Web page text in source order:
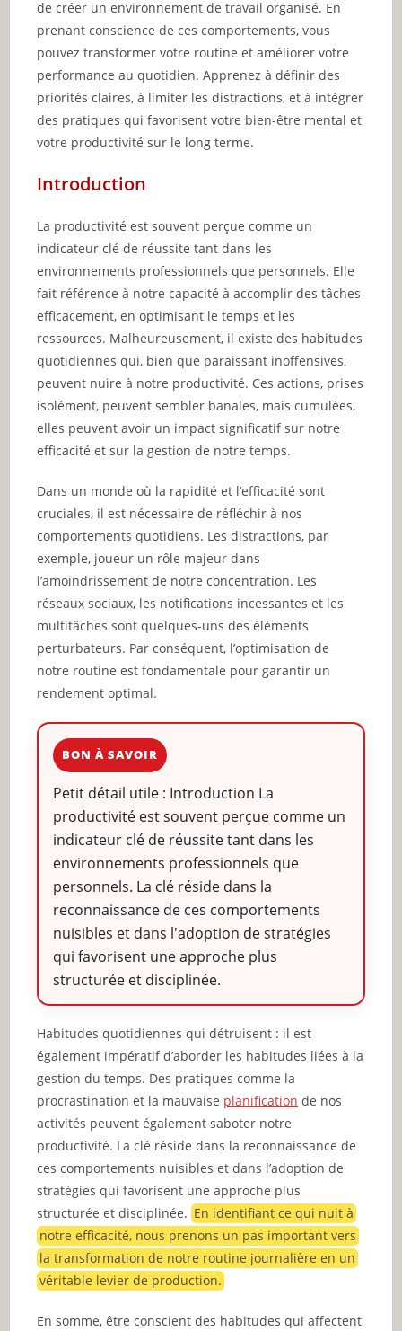
de créer un environnement de travail organisé. En
prenant conscience de ces comportements, vous
pouvez transformer votre routine et améliorer votre
performance au quotidien. Apprenez à définir des
priorités claires, à limiter les distractions, et à intégrer
des pratiques qui favorisent votre bien-être mental et
votre productivité sur le long terme.
Introduction
La productivité est souvent perçue comme un
indicateur clé de réussite tant dans les
environnements professionnels que personnels. Elle
fait référence à notre capacité à accomplir des tâches
efficacement, en optimisant le temps et les
ressources. Malheureusement, il existe des habitudes
quotidiennes qui, bien que paraissant inoffensives,
peuvent nuire à notre productivité. Ces actions, prises
isolément, peuvent sembler banales, mais cumulées,
elles peuvent avoir un impact significatif sur notre
efficacité et sur la gestion de notre temps.
Dans un monde où la rapidité et l’efficacité sont
cruciales, il est nécessaire de réfléchir à nos
comportements quotidiens. Les distractions, par
exemple, joueur un rôle majeur dans
l’amoindrissement de notre concentration. Les
réseaux sociaux, les notifications incessantes et les
multitâches sont quelques-uns des éléments
perturbateurs. Par conséquent, l’optimisation de
notre routine est fondamentale pour garantir un
rendement optimal.
BON À SAVOIR
Petit détail utile : Introduction La
productivité est souvent perçue comme un
indicateur clé de réussite tant dans les
environnements professionnels que
personnels. La clé réside dans la
reconnaissance de ces comportements
nuisibles et dans l'adoption de stratégies
qui favorisent une approche plus
structurée et disciplinée.
Habitudes quotidiennes qui détruisent : il est
également impératif d’aborder les habitudes liées à la
gestion du temps. Des pratiques comme la
procrastination et la mauvaise planification de nos
activités peuvent également saboter notre
productivité. La clé réside dans la reconnaissance de
ces comportements nuisibles et dans l’adoption de
stratégies qui favorisent une approche plus
structurée et disciplinée.En identifiant ce qui nuit à
notre efficacité, nous prenons un pas important vers
la transformation de notre routine journalière en un
véritable levier de production.
En somme, être conscient des habitudes qui affectent